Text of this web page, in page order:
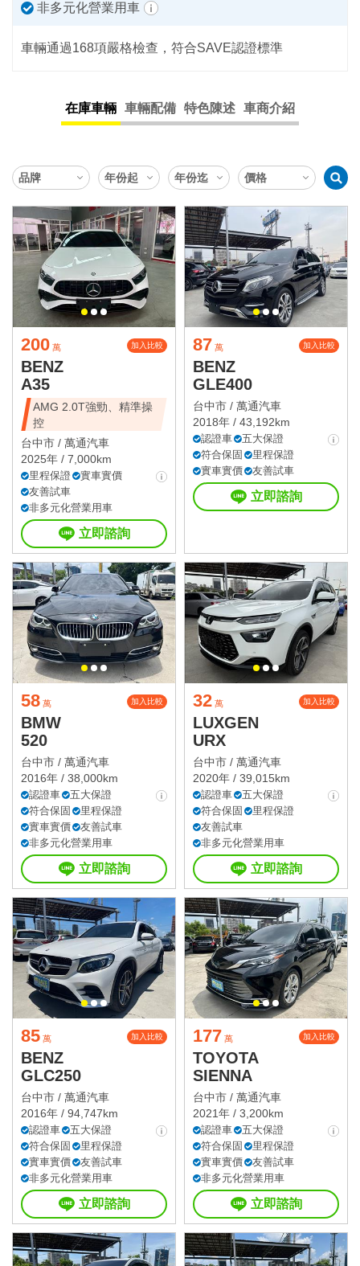
非多元化營業用車
車輛通過168項嚴格檢查，符合SAVE認證標準
在庫車輛 車輛配備 特色陳述 車商介紹
200 萬 加入比較
BENZ
A35
AMG 2.0T強勁、精準操
控
台中市 / 萬通汽車
2025年 / 7,000km
里程保證
實車實價
友善試車
非多元化營業用車
立即諮詢
87 萬 加入比較
BENZ
GLE400
台中市 / 萬通汽車
2018年 / 43,192km
認證車
五大保證
符合保固
里程保證
實車實價
友善試車
立即諮詢
58 萬 加入比較
BMW
520
台中市 / 萬通汽車
2016年 / 38,000km
認證車
五大保證
符合保固
里程保證
實車實價
友善試車
非多元化營業用車
立即諮詢
32 萬 加入比較
LUXGEN
URX
台中市 / 萬通汽車
2020年 / 39,015km
認證車
五大保證
符合保固
里程保證
友善試車
非多元化營業用車
立即諮詢
85 萬 加入比較
BENZ
GLC250
台中市 / 萬通汽車
2016年 / 94,747km
認證車
五大保證
符合保固
里程保證
實車實價
友善試車
非多元化營業用車
立即諮詢
177 萬 加入比較
TOYOTA
SIENNA
台中市 / 萬通汽車
2021年 / 3,200km
認證車
五大保證
符合保固
里程保證
實車實價
友善試車
非多元化營業用車
立即諮詢